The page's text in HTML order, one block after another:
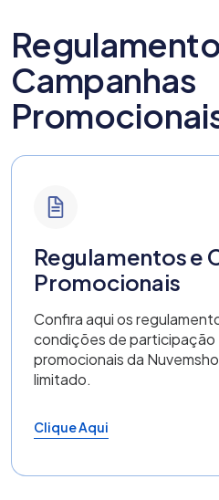
Campanhas
Regulamentos e
Promocionais
Confira aqui os
condições de participação
promocionais da
limitado.
Clique Aqui